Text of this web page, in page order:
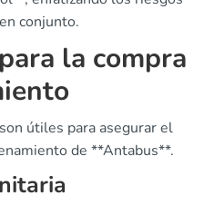
conjunto.
la compra
útiles para asegurar el
de **Antabus**.